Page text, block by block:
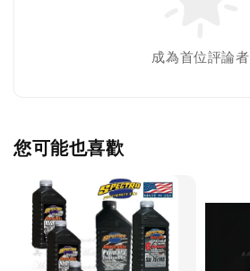
成為首位評論者
您可能也喜歡